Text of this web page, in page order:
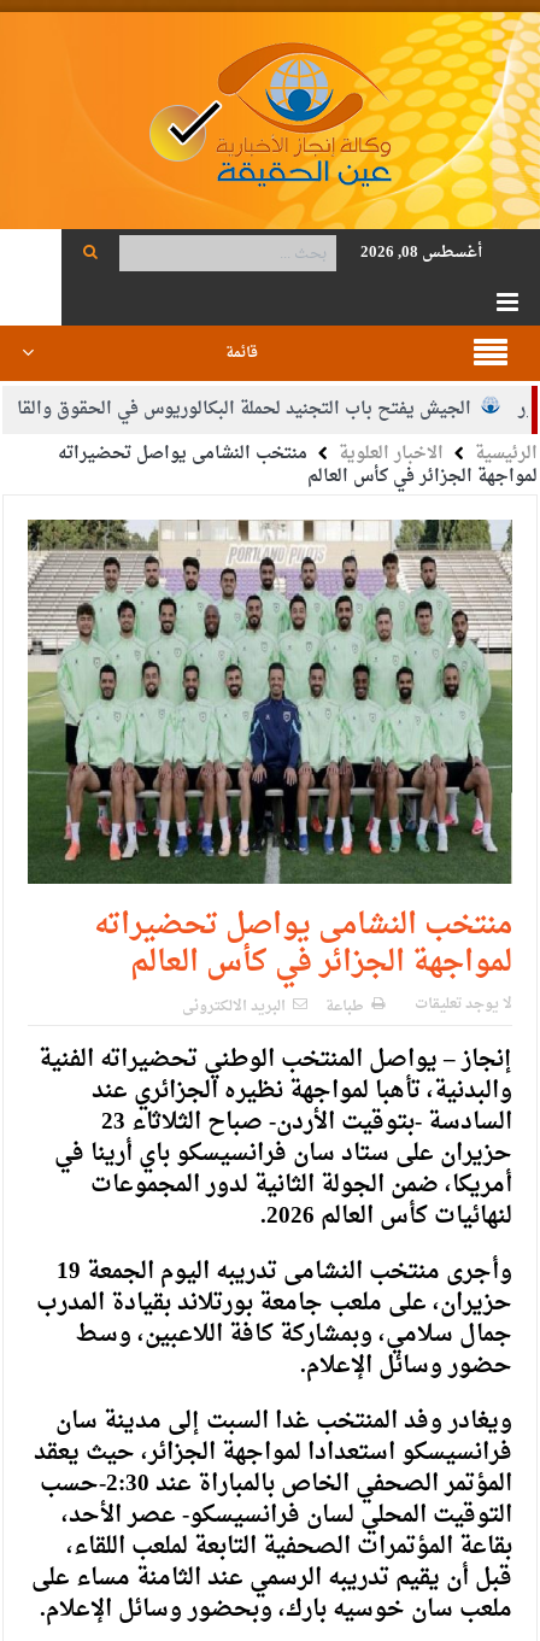
أغسطس 08, 2026
قائمة
الجيش يفتح باب التجنيد لحملة البكالوريوس في الحقوق والقانون
أحمد فريحات.. مبارك ومزيدا من التوفيقالرئيسية الاخبار العلوية منتخب النشامى يواصل تحضيراته
لمواجهة الجزائر في كأس العالم
منتخب النشامى يواصل تحضيراته
لمواجهة الجزائر في كأس العالم
لا يوجد تعليقات طباعة البريد الالكترونى
إنجاز – يواصل المنتخب الوطني تحضيراته الفنية
والبدنية، تأهبا لمواجهة نظيره الجزائري عند
السادسة -بتوقيت الأردن- صباح الثلاثاء 23
حزيران على ستاد سان فرانسيسكو باي أرينا في
أمريكا، ضمن الجولة الثانية لدور المجموعات
لنهائيات كأس العالم 2026.
وأجرى منتخب النشامى تدريبه اليوم الجمعة 19
حزيران، على ملعب جامعة بورتلاند بقيادة المدرب
جمال سلامي، وبمشاركة كافة اللاعبين، وسط
حضور وسائل الإعلام.
ويغادر وفد المنتخب غدا السبت إلى مدينة سان
فرانسيسكو استعدادا لمواجهة الجزائر، حيث يعقد
المؤتمر الصحفي الخاص بالمباراة عند 2:30-حسب
التوقيت المحلي لسان فرانسيسكو- عصر الأحد،
بقاعة المؤتمرات الصحفية التابعة لملعب اللقاء،
قبل أن يقيم تدريبه الرسمي عند الثامنة مساء على
ملعب سان خوسيه بارك، وبحضور وسائل الإعلام.